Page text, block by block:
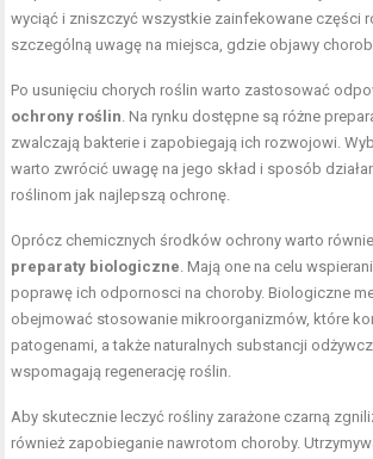
wyciąć i zniszczyć wszystkie zainfekowane części
szczególną uwagę na miejsca, gdzie objawy
Po usunięciu chorych roślin warto zastosować
ochrony roślin. Na rynku dostępne są różne
zwalczają bakterie i zapobiegają ich rozwojowi.
warto zwrócić uwagę na jego skład i sposób
roślinom jak najlepszą ochronę.
Oprócz chemicznych środków ochrony warto
preparaty biologiczne. Mają one na celu
poprawę ich odpornosci na choroby. Biologiczne
obejmować stosowanie mikroorganizmów, które
patogenami, a także naturalnych substancji
wspomagają regenerację roślin.
Aby skutecznie leczyć rośliny zarażone czarną
również zapobieganie nawrotom choroby.